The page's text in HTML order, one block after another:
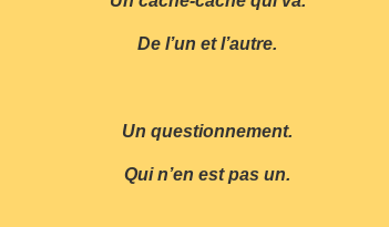
De l’un et l’autre.
Un questionnement.
Qui n’en est pas un.